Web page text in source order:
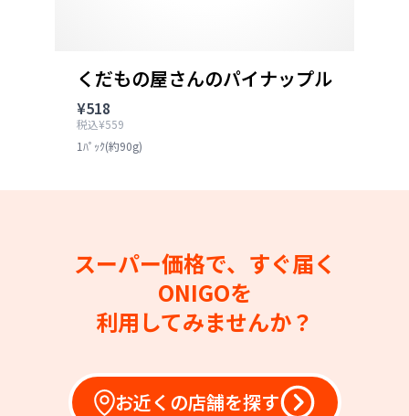
くだもの屋さんのパイナップル
¥518
税込¥559
1ﾊﾟｯｸ(約90g)
スーパー価格で、すぐ届く
ONIGOを
利用してみませんか？
お近くの店舗を探す